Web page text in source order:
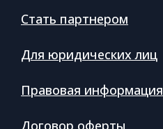
Стать партнером
Для юридических лиц
Правовая информация
Договор оферты